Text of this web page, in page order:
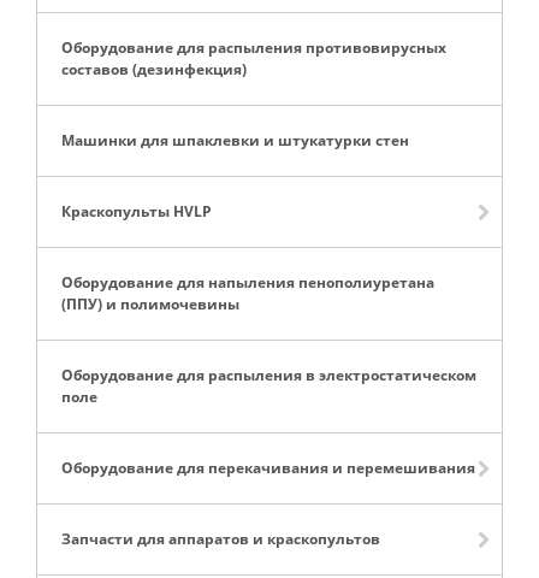
Оборудование для распыления противовирусных
составов (дезинфекция)
Машинки для шпаклевки и штукатурки стен
Краскопульты HVLP
Оборудование для напыления пенополиуретана
(ППУ) и полимочевины
Оборудование для распыления в электростатическом
поле
Оборудование для перекачивания и перемешивания
Запчасти для аппаратов и краскопультов